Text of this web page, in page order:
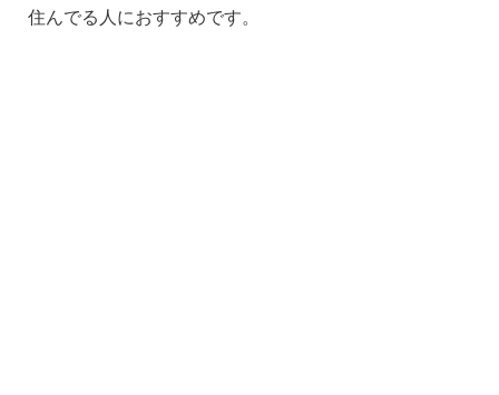
住んでる人におすすめです。